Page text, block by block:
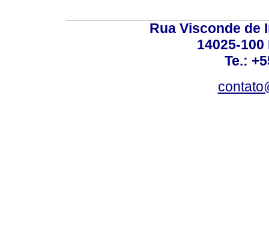
Rua Visconde de
14025-
Te.: